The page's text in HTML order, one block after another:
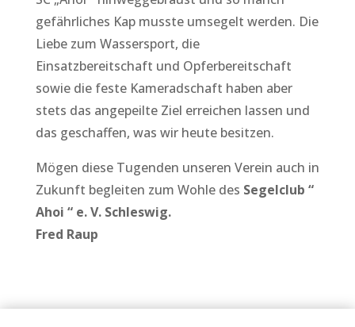
gefährliches Kap musste umsegelt werden. Die
Liebe zum Wassersport, die
Einsatzbereitschaft und Opferbereitschaft
sowie die feste Kameradschaft haben aber
stets das angepeilte Ziel erreichen lassen und
das geschaffen, was wir heute besitzen.
Mögen diese Tugenden unseren Verein auch in
Zukunft begleiten zum Wohle des Segelclub “
Ahoi “ e. V. Schleswig.
Fred Raup